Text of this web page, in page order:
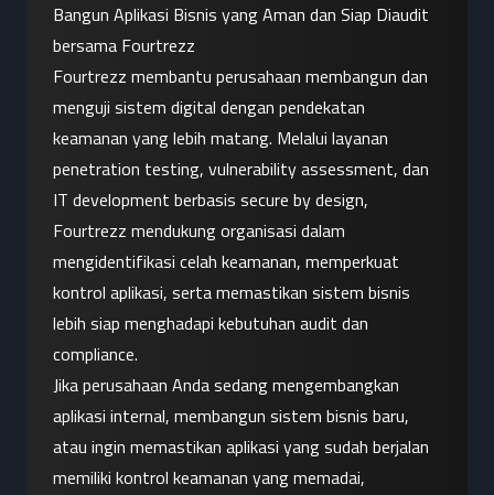
Bangun Aplikasi Bisnis yang Aman dan Siap Diaudit
bersama Fourtrezz
Fourtrezz membantu perusahaan membangun dan
menguji sistem digital dengan pendekatan
keamanan yang lebih matang. Melalui layanan
penetration testing, vulnerability assessment, dan
IT development berbasis secure by design,
Fourtrezz mendukung organisasi dalam
mengidentifikasi celah keamanan, memperkuat
kontrol aplikasi, serta memastikan sistem bisnis
lebih siap menghadapi kebutuhan audit dan
compliance.
Jika perusahaan Anda sedang mengembangkan
aplikasi internal, membangun sistem bisnis baru,
atau ingin memastikan aplikasi yang sudah berjalan
memiliki kontrol keamanan yang memadai,